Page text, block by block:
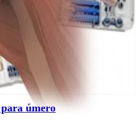
úmero